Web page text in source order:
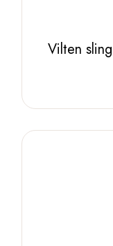
Vilten